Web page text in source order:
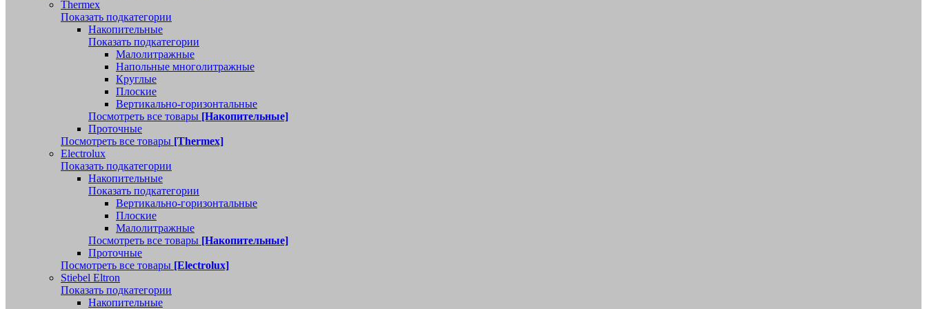
Thermex
Показать подкатегории
Накопительные
Показать подкатегории
Малолитражные
Напольные многолитражные
Круглые
Плоские
Вертикально-горизонтальные
Посмотреть все товары [Накопительные]
Проточные
Посмотреть все товары [Thermex]
Electrolux
Показать подкатегории
Накопительные
Показать подкатегории
Вертикально-горизонтальные
Плоские
Малолитражные
Посмотреть все товары [Накопительные]
Проточные
Посмотреть все товары [Electrolux]
Stiebel Eltron
Показать подкатегории
Накопительные